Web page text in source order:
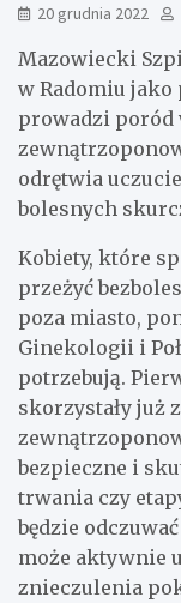
20 grudnia 2022
Mazowiecki
w Radomiu
prowadzi poród
odrętwia
bolesnych
Kobiety, które
przeżyć
poza miasto,
Ginekologii i
potrzebują.
skorzystały już
bezpieczne i
trwania czy
będzie
może aktywnie
znieczulenia